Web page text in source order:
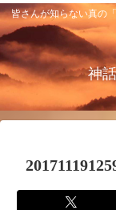
皆さんが知らない真の
神